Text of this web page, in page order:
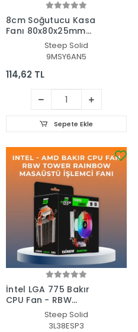
8cm Soğutucu Kasa
Fanı 80x80x25mm
Steep Solid
9MSY6AN5
114,62 TL
Sepete Ekle
İntel LGA 775 Bakır
CPU Fan - RBW
Rainbow Masaüstü
İşlemci Fanı
Steep Solid
3L38ESP3